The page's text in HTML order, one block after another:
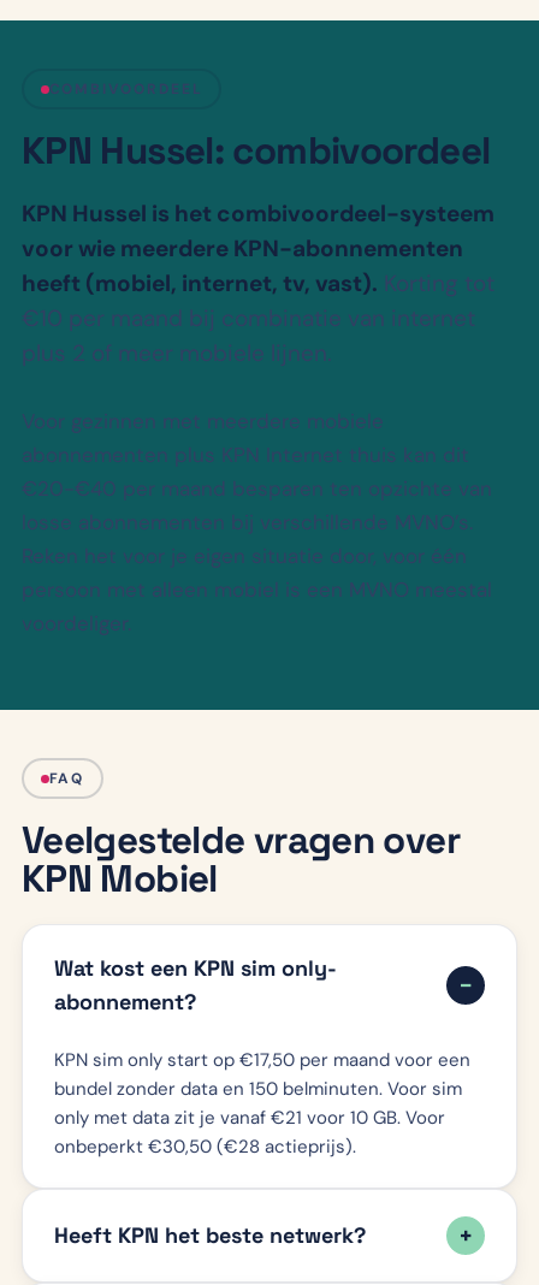
COMBIVOORDEEL
KPN Hussel: combivoordeel
KPN Hussel is het combivoordeel-systeem
voor wie meerdere KPN-abonnementen
heeft (mobiel, internet, tv, vast). Korting tot
€10 per maand bij combinatie van internet
plus 2 of meer mobiele lijnen.
Voor gezinnen met meerdere mobiele
abonnementen plus KPN Internet thuis kan dit
€20-€40 per maand besparen ten opzichte van
losse abonnementen bij verschillende MVNO’s.
Reken het voor je eigen situatie door, voor één
persoon met alleen mobiel is een MVNO meestal
voordeliger.
FAQ
Veelgestelde vragen over
KPN Mobiel
Wat kost een KPN sim only-
abonnement?
KPN sim only start op €17,50 per maand voor een
bundel zonder data en 150 belminuten. Voor sim
only met data zit je vanaf €21 voor 10 GB. Voor
onbeperkt €30,50 (€28 actieprijs).
Heeft KPN het beste netwerk?